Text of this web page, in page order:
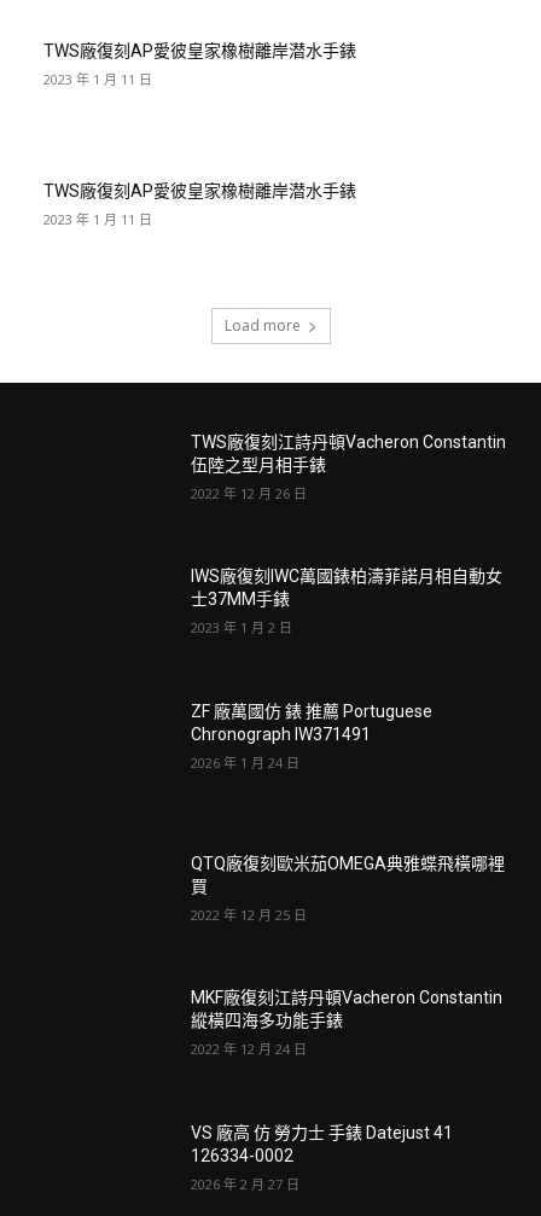
TWS廠復刻AP愛彼皇家橡樹離岸潜水手錶
2023 年 1 月 11 日
TWS廠復刻AP愛彼皇家橡樹離岸潜水手錶
2023 年 1 月 11 日
Load more
TWS廠復刻江詩丹頓Vacheron Constantin
伍陸之型月相手錶
2022 年 12 月 26 日
IWS廠復刻IWC萬國錶柏濤菲諾月相自動女
士37MM手錶
2023 年 1 月 2 日
ZF 廠萬國仿 錶 推薦 Portuguese
Chronograph IW371491
2026 年 1 月 24 日
QTQ廠復刻歐米茄OMEGA典雅蝶飛橫哪裡
買
2022 年 12 月 25 日
MKF廠復刻江詩丹頓Vacheron Constantin
縱橫四海多功能手錶
2022 年 12 月 24 日
VS 廠高 仿 勞力士 手錶 Datejust 41
126334-0002
2026 年 2 月 27 日